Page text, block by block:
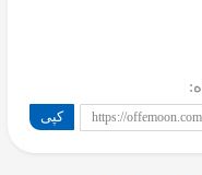
https:// کپی